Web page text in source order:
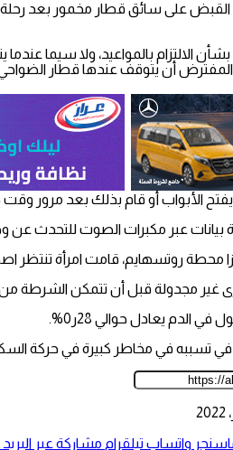
القبض على سائق قطار مخمور بعد
المفترض أن يتوقف عندها قطار
الأبواب أو قام بذلك بعد مرور
بيانات عبر مكبرات الصوت للتحدث
محطة روتسهايم، قامت امرأة تنتظر
غير مجدولة قبل أن تتمكن الشرطة من
يعادل حوالي 28ر0%.
في تسببه في مخاطر كبيرة في حركة
واتساب تيلقرام مشاركة عبر البريد